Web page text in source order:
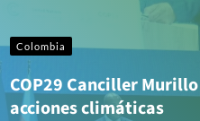
Colombia
COP29 Canciller Murillo
acciones climáticas